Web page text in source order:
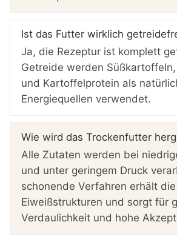
Ist das Futter wirklich
Ja, die Rezeptur ist komplett
Getreide werden
und Kartoffelprotein als
Energiequellen verwendet.
Wie wird das Trockenfutter
Alle Zutaten werden bei
und unter geringem Druck
schonende Verfahren erhält
Eiweißstrukturen und sorgt für
Verdaulichkeit und hohe